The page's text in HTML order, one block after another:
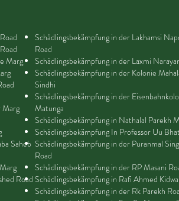
Marg
Marg
Saheb
Road
Schädlingsbekämpfung in der Lakhamsi
Road
Schädlingsbekämpfung in der Laxmi
Schädlingsbekämpfung in der Kolonie
Sindhi
Schädlingsbekämpfung in der
Matunga
Schädlingsbekämpfung in Nathalal Parekh
Schädlingsbekämpfung In Professor Uu
Schädlingsbekämpfung in der Puranmal
Road
Schädlingsbekämpfung in der RP Masani
Schädlingsbekämpfung in Rafi Ahmed
Schädlingsbekämpfung in der Rk Parekh